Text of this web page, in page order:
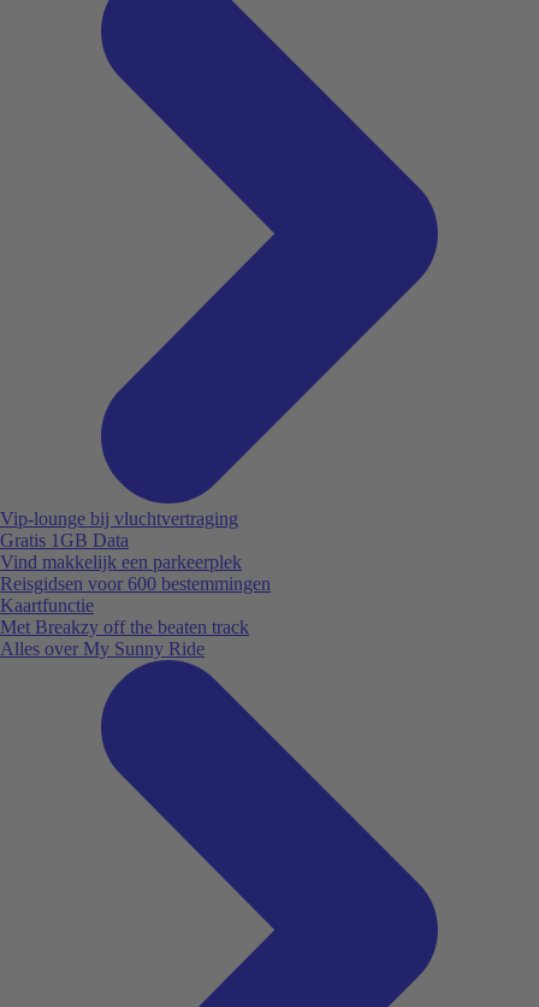
Vip-lounge bij vluchtvertraging
Gratis 1GB Data
Vind makkelijk een parkeerplek
Reisgidsen voor 600 bestemmingen
Kaartfunctie
Met Breakzy off the beaten track
Alles over My Sunny Ride